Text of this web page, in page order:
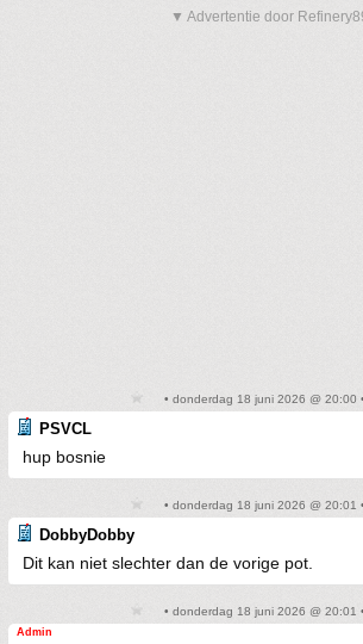
▼ Advertentie door
• donderdag 18 juni 2026 @ 20:00
PSVCL
hup bosnie
• donderdag 18 juni 2026 @ 20:01
DobbyDobby
Dit kan niet slechter dan de vorige pot.
• donderdag 18 juni 2026 @ 20:01
Admin